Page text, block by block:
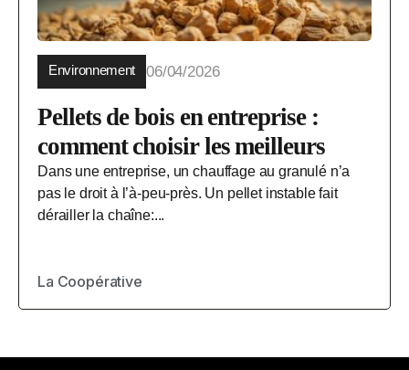
Environnement 06/04/2026
Pellets de bois en entreprise :
comment choisir les meilleurs
Dans une entreprise, un chauffage au granulé n’a
pas le droit à l’à-peu-près. Un pellet instable fait
dérailler la chaîne:...
La Coopérative